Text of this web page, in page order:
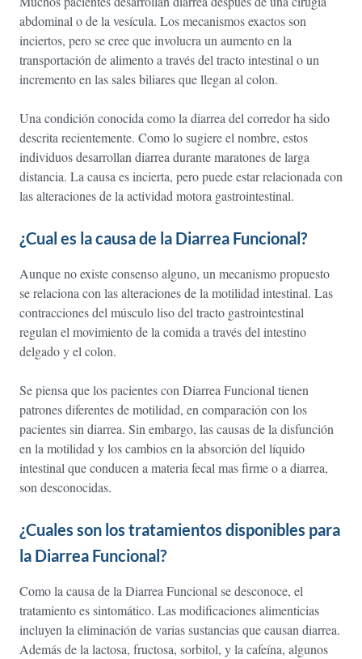
abdominal o de la vesícula. Los mecanismos exactos son
inciertos, pero se cree que involucra un aumento en la
transportación de alimento a través del tracto intestinal o un
incremento en las sales biliares que llegan al colon.
Una condición conocida como la diarrea del corredor ha sido
descrita recientemente. Como lo sugiere el nombre, estos
individuos desarrollan diarrea durante maratones de larga
distancia. La causa es incierta, pero puede estar relacionada con
las alteraciones de la actividad motora gastrointestinal.
¿Cual es la causa de la Diarrea Funcional?
Aunque no existe consenso alguno, un mecanismo propuesto
se relaciona con las alteraciones de la motilidad intestinal. Las
contracciones del músculo liso del tracto gastrointestinal
regulan el movimiento de la comida a través del intestino
delgado y el colon.
Se piensa que los pacientes con Diarrea Funcional tienen
patrones diferentes de motilidad, en comparación con los
pacientes sin diarrea. Sin embargo, las causas de la disfunción
en la motilidad y los cambios en la absorción del líquido
intestinal que conducen a materia fecal mas firme o a diarrea,
son desconocidas.
¿Cuales son los tratamientos disponibles para
la Diarrea Funcional?
Como la causa de la Diarrea Funcional se desconoce, el
tratamiento es sintomático. Las modificaciones alimenticias
incluyen la eliminación de varias sustancias que causan diarrea.
Además de la lactosa, fructosa, sorbitol, y la cafeína, algunos